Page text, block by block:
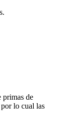
primas de
lo cual las